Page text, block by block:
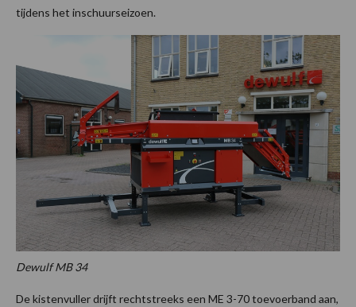
tijdens het inschuurseizoen.
Dewulf MB 34
De kistenvuller drijft rechtstreeks een ME 3-70 toevoerband aan,